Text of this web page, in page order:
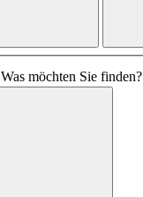
Was möchten Sie finden?